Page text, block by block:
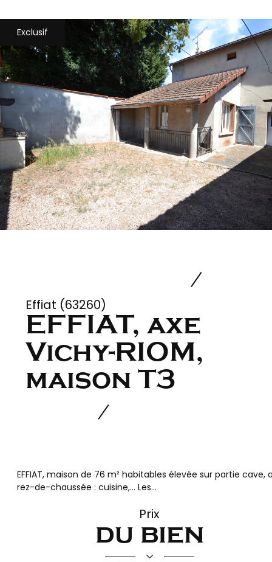
Exclusif
Effiat (63260)
EFFIAT, axe
Vichy-RIOM,
maison T3
EFFIAT, maison de 76 m² habitables élevée sur partie cave,
rez-de-chaussée : cuisine,... Les...
Prix
du bien